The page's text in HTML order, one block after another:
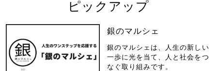
ピックアップ
銀のマルシェ
銀のマルシェは、人生の新しい
一歩に光を当て、人と社会をつ
なぐ取り組みです。